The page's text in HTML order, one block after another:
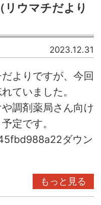
リウマチだより
2023.12.31
よりですが、今回
れていました。
調剤薬局さん向け
定です。
ダウン
もっと見る